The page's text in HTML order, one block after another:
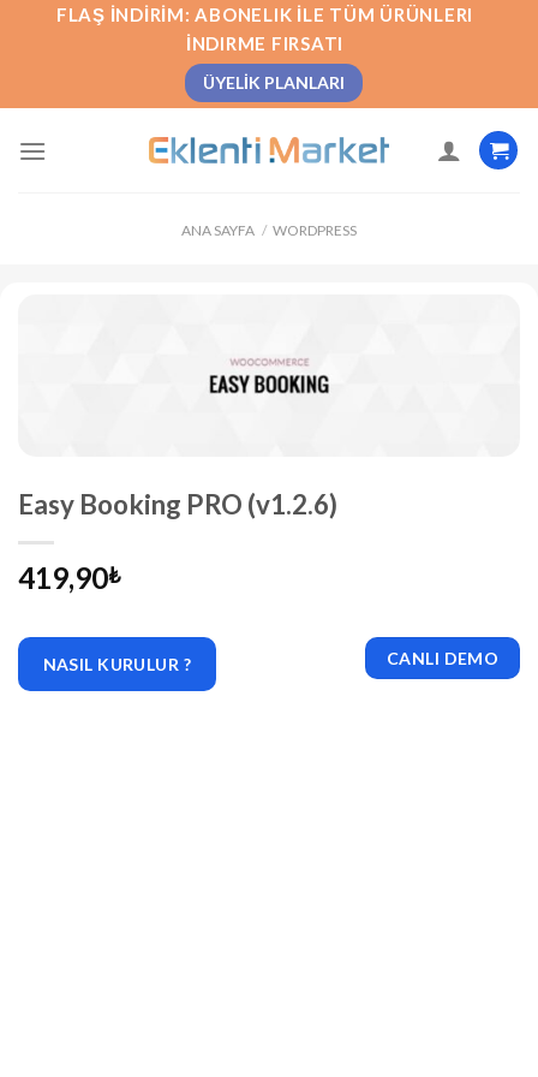
FLAŞ İNDIRIM: ABONELIK İLE TÜM ÜRÜNLERI
İNDIRME FIRSATI
ÜYELIK PLANLARI
ANA SAYFA / WORDPRESS
Easy Booking PRO (v1.2.6)
419,90₺
NASIL KURULUR ? CANLI DEMO